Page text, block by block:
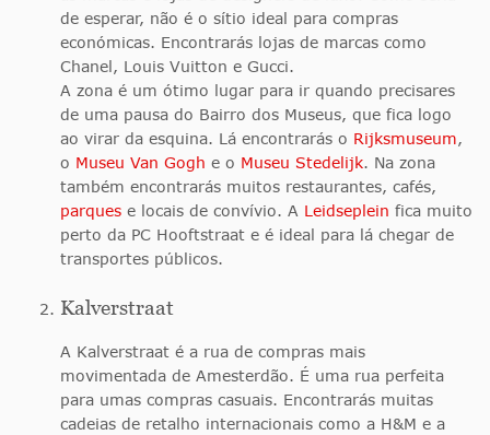
de esperar, não é o sítio ideal para compras
económicas. Encontrarás lojas de marcas como
Chanel, Louis Vuitton e Gucci.
A zona é um ótimo lugar para ir quando precisares
de uma pausa do Bairro dos Museus, que fica logo
ao virar da esquina. Lá encontrarás o Rijksmuseum,
o Museu Van Gogh e o Museu Stedelijk. Na zona
também encontrarás muitos restaurantes, cafés,
parques e locais de convívio. A Leidseplein fica muito
perto da PC Hooftstraat e é ideal para lá chegar de
transportes públicos.
Kalverstraat
A Kalverstraat é a rua de compras mais
movimentada de Amesterdão. É uma rua perfeita
para umas compras casuais. Encontrarás muitas
cadeias de retalho internacionais como a H&M e a